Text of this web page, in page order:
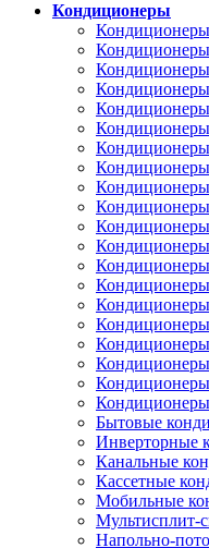
Кондиционеры
Кондиционеры
Кондиционеры
Бытовые
Инверторные
Канальные
Кассетные
Мобильные
Мультисплит-
Напольно-